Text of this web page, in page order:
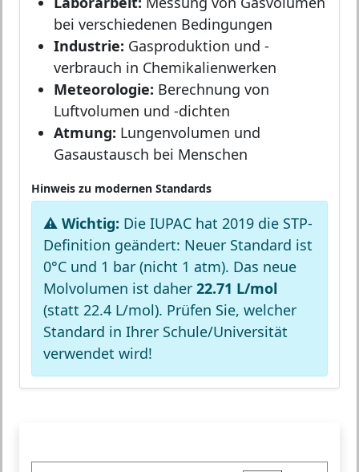
bei verschiedenen Bedingungen
Industrie: Gasproduktion und -
verbrauch in Chemikalienwerken
Meteorologie: Berechnung von
Luftvolumen und -dichten
Atmung: Lungenvolumen und
Gasaustausch bei Menschen
Hinweis zu modernen Standards
⚠️ Wichtig: Die IUPAC hat 2019 die STP-
Definition geändert: Neuer Standard ist
0°C und 1 bar (nicht 1 atm). Das neue
Molvolumen ist daher 22.71 L/mol
(statt 22.4 L/mol). Prüfen Sie, welcher
Standard in Ihrer Schule/Universität
verwendet wird!